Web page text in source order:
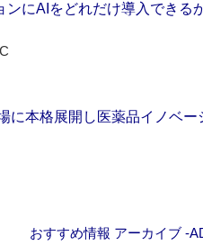
にAIをどれだけ導入できる
に本格展開し医薬品イノベー
おすすめ情報 アーカイブ